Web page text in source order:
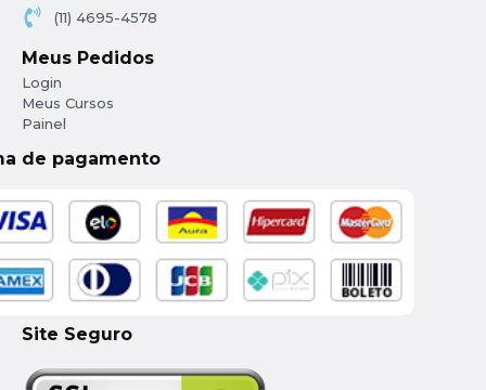
(11) 4695-4578
Meus Pedidos
Login
Meus Cursos
Painel
de pagamento
Site Seguro